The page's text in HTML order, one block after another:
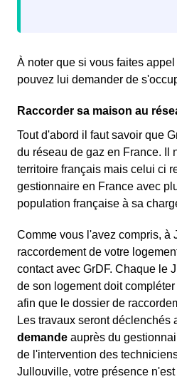
À noter que si vous faites
pouvez lui demander de
Raccorder sa maison au
Tout d'abord il faut savoir que
du réseau de gaz en France. Il
territoire français mais celui ci
gestionnaire en France avec
population française à sa
Comme vous l'avez compris, à
raccordement de votre
contact avec GrDF. Chaque le
de son logement doit
afin que le dossier de
Les travaux seront déclenchés
demande auprès du
de l'intervention des
Jullouville, votre présence